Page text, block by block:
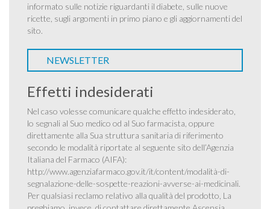
informato sulle notizie riguardanti il diabete, sulle nuove
ricette, sugli argomenti in primo piano e gli aggiornamenti del
sito.
NEWSLETTER
Effetti indesiderati
Nel caso volesse comunicare qualche effetto indesiderato,
lo segnali al Suo medico od al Suo farmacista, oppure
direttamente alla Sua struttura sanitaria di riferimento
secondo le modalità riportate al seguente sito dell’Agenzia
Italiana del Farmaco (AIFA):
http://www.agenziafarmaco.gov.it/it/content/modalità-di-
segnalazione-delle-sospette-reazioni-avverse-ai-medicinali.
Per qualsiasi reclamo relativo alla qualità del prodotto, La